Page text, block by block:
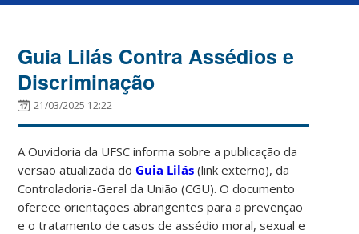
Guia Lilás Contra Assédios e
Discriminação
21/03/2025 12:22
A Ouvidoria da UFSC informa sobre a publicação da
versão atualizada doGuia Lilás (link externo), da
Controladoria-Geral da União (CGU). O documento
oferece orientações abrangentes para a prevenção
e o tratamento de casos de assédio moral, sexual e